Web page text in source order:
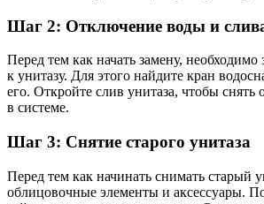
Шаг 2: Отключение воды и
Перед тем как начать замену,
к унитазу. Для этого найдите кран
его. Откройте слив унитаза, чтобы снять
в системе.
Шаг 3: Снятие старого унитаза
Перед тем как начинать снимать старый
облицовочные элементы и аксессуары.